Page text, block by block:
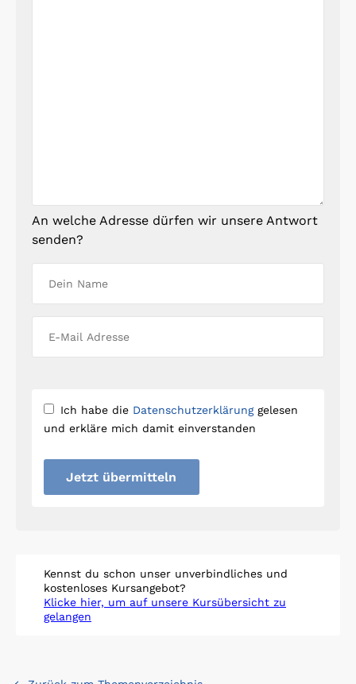
An welche Adresse dürfen wir unsere Antwort
senden?
Ich habe die Datenschutzerklärunggelesen
und erkläre mich damit einverstanden
Jetzt übermitteln
Kennst du schon unser unverbindliches und
kostenloses Kursangebot?
Klicke hier, um auf unsere Kursübersicht zu
gelangen